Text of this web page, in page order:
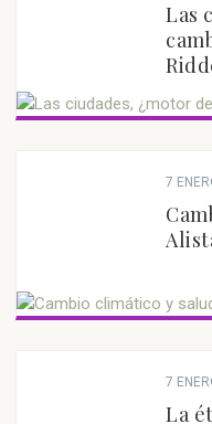
Las
7
7
La